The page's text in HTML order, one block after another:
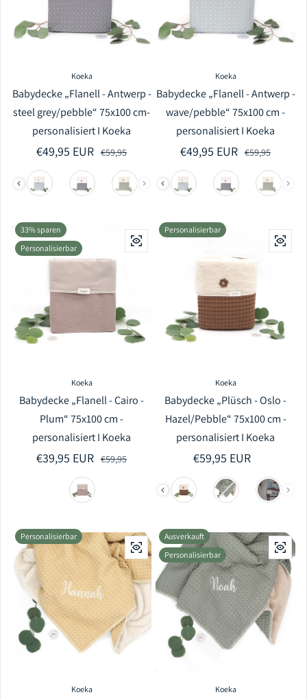
Koeka
Babydecke „Flanell - Antwerp -
steel grey/pebble“ 75x100 cm-
personalisiert I Koeka
Verkaufspreis
€49,95 EURRegulärer Preis
€59,95
Koeka
Babydecke „Flanell - Antwerp -
wave/pebble“ 75x100 cm -
personalisiert I Koeka
Verkaufspreis
€49,95 EURRegulärer Preis
€59,95
33% sparen
Personalisierbar
Koeka
Babydecke „Flanell - Cairo -
Plum“ 75x100 cm -
personalisiert I Koeka
Verkaufspreis
€39,95 EURRegulärer Preis
€59,95
Personalisierbar
Koeka
Babydecke „Plüsch - Oslo -
Hazel/Pebble“ 75x100 cm -
personalisiert I Koeka
Regulärer Preis
€59,95 EUR
Personalisierbar
Koeka
Ausverkauft
Personalisierbar
Koeka